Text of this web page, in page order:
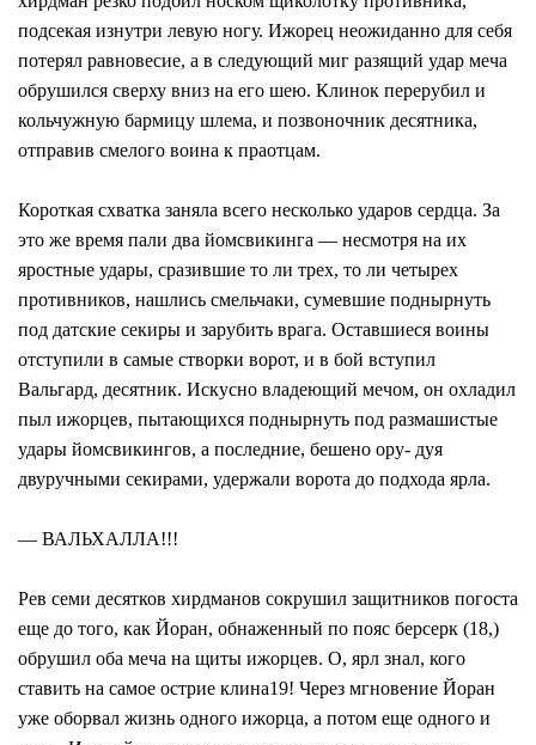
подсекая изнутри левую ногу. Ижорец неожиданно для себя
потерял равновесие, а в следующий миг разящий удар меча
обрушился сверху вниз на его шею. Клинок перерубил и
кольчужную бармицу шлема, и позвоночник десятника,
отправив смелого воина к праотцам.
Короткая схватка заняла всего несколько ударов сердца. За
это же время пали два йомсвикинга — несмотря на их
яростные удары, сразившие то ли трех, то ли четырех
противников, нашлись смельчаки, сумевшие поднырнуть
под датские секиры и зарубить врага. Оставшиеся воины
отступили в самые створки ворот, и в бой вступил
Вальгард, десятник. Искусно владеющий мечом, он охладил
пыл ижорцев, пытающихся поднырнуть под размашистые
удары йомсвикингов, а последние, бешено ору- дуя
двуручными секирами, удержали ворота до подхода ярла.
— ВАЛЬХАЛЛА!!!
Рев семи десятков хирдманов сокрушил защитников погоста
еще до того, как Йоран, обнаженный по пояс берсерк (18,)
обрушил оба меча на щиты ижорцев. О, ярл знал, кого
ставить на самое острие клина19! Через мгновение Йоран
уже оборвал жизнь одного ижорца, а потом еще одного и